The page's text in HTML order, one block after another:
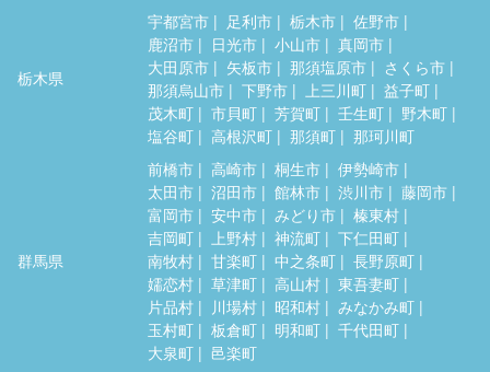
栃木県
宇都宮市 足利市 栃木市
佐野市
鹿沼市
日光市 小山市
真岡市
大田原市
矢板市 那須塩原市
さくら市
那須烏山市
下野市 上三川町
益子町
茂木町
市貝町 芳賀町 壬生町
野木町
塩谷町
高根沢町 那須町 那珂川町
群馬県
前橋市 高崎市 桐生市
伊勢崎市
太田市
沼田市 館林市 渋川市
藤岡市
富岡市
安中市 みどり市
榛東村
吉岡町
上野村 神流町
下仁田町
南牧村
甘楽町 中之条町
長野原町
嬬恋村
草津町 高山村
東吾妻町
片品村
川場村 昭和村
みなかみ町
玉村町
板倉町 明和町
千代田町
大泉町
邑楽町